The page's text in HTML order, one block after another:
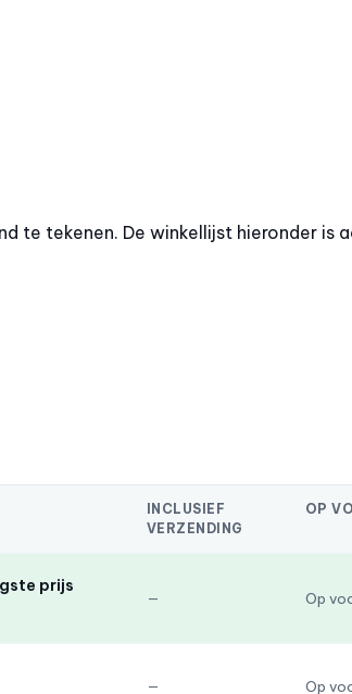
te tekenen. De winkellijst hieronder is
INCLUSIEF
VERZENDING
OP
prijs
— Op
— Op